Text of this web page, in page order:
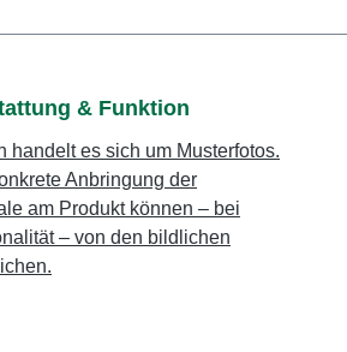
& Funktion
handelt es sich um Musterfotos.
Anbringung der
am Produkt können – bei
– von den bildlichen